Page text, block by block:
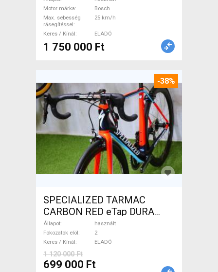
használt ELADÓ
Motor márka
Bosch
Max. sebesség
rásegítéssel
25 km/h
Keres / Kínál ELADÓ
1 750 000 Ft
-38%
SPECIALIZED TARMAC
CARBON RED eTap DURA
Országúti használt ELADÓ
Állapot
használt
Fokozatok elöl
2
Keres / Kínál
ELADÓ
1 120 000 Ft
699 000 Ft